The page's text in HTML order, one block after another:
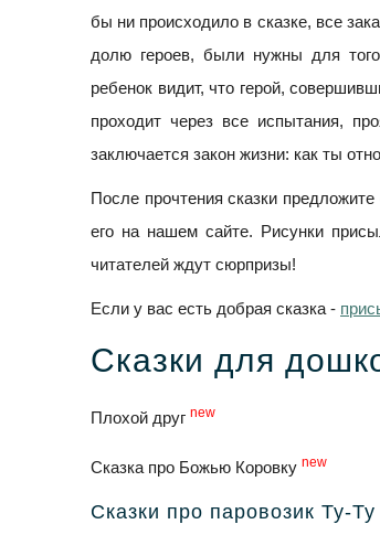
бы ни происходило в сказке, все
долю героев, были нужны для
ребенок видит, что герой,
проходит через все испытания,
заключается закон жизни: как ты
После прочтения сказки
его на нашем сайте. Рисунки
читателей ждут сюрпризы!
Если у вас есть добрая сказка -
Сказки для
Плохой друг new
Сказка про Божью Коровку new
Сказки про паровозик Ту-Ту